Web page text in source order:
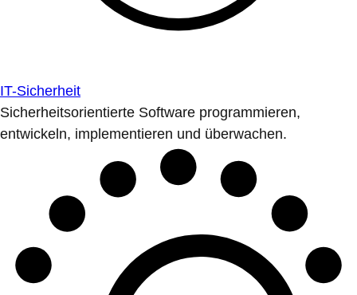
IT-Sicherheit
Sicherheitsorientierte Software programmieren,
entwickeln, implementieren und überwachen.